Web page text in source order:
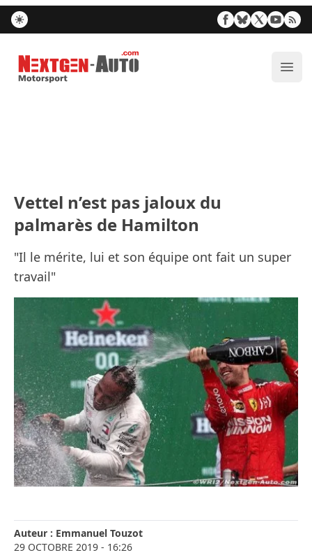
Nextgen-Auto.com
Vettel n’est pas jaloux du
palmarès de Hamilton
"Il le mérite, lui et son équipe ont fait un super
travail"
Auteur : Emmanuel Touzot
29 OCTOBRE 2019 - 16:26